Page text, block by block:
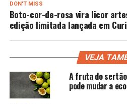
DON'T MISS
Boto-cor-de-rosa vira licor
edição limitada lançada em
VEJA
A fruta do
pode mudar a